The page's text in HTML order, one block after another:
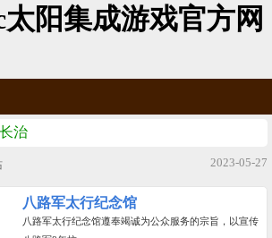
太阳集成游戏官方网
治
2023-05-27
八路军太行纪念馆
八路军太行纪念馆遵奉竭诚为公众服务的宗旨，以宣传